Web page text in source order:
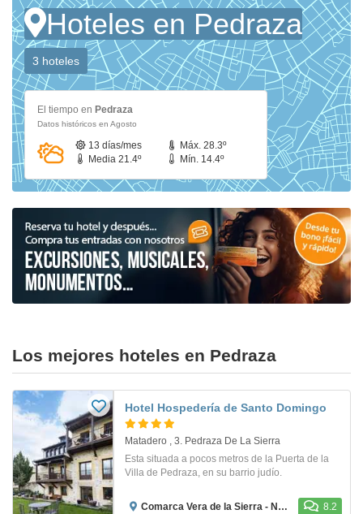
Hoteles en Pedraza
3 hoteles
El tiempo en Pedraza
Datos históricos en Agosto
13 días/mes
Máx. 28.3º
Media 21.4º
Mín. 14.4º
Los mejores hoteles en Pedraza
Hotel Hospedería de Santo Domingo
Matadero , 3. Pedraza De La Sierra
Esta situada a pocos metros de la Puerta de la
Villa de Pedraza, en su barrio judío.
Comarca Vera de la Sierra - Navafría 8.2